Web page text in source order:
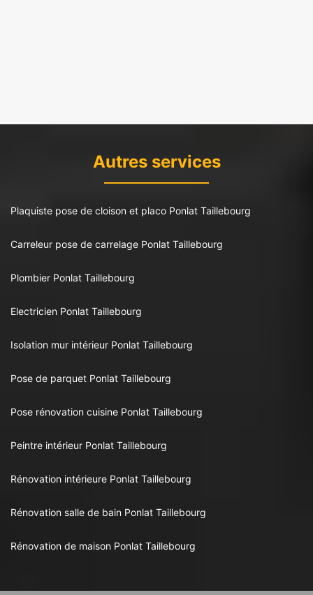
Autres services
Plaquiste pose de cloison et placo Ponlat Taillebourg
Carreleur pose de carrelage Ponlat Taillebourg
Plombier Ponlat Taillebourg
Electricien Ponlat Taillebourg
Isolation mur intérieur Ponlat Taillebourg
Pose de parquet Ponlat Taillebourg
Pose rénovation cuisine Ponlat Taillebourg
Peintre intérieur Ponlat Taillebourg
Rénovation intérieure Ponlat Taillebourg
Rénovation salle de bain Ponlat Taillebourg
Rénovation de maison Ponlat Taillebourg